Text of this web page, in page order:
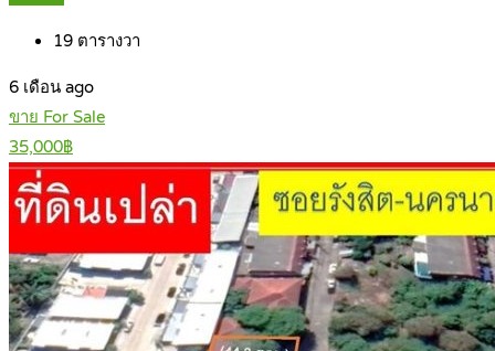
19 ตารางวา
6 เดือน ago
ขาย For Sale
35,000฿